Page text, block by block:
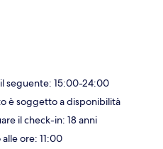
seguente: 15:00-24:00
è soggetto a disponibilità
il check-in: 18 anni
ore: 11:00